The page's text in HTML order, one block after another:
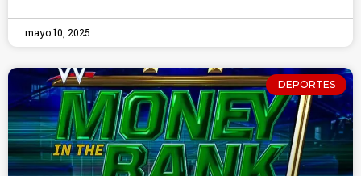
mayo 10, 2025
DEPORTES